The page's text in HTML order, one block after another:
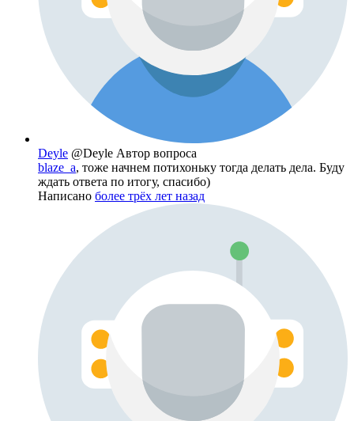
Deyle @Deyle Автор вопроса
blaze_a, тоже начнем потихоньку тогда делать дела. Буду
ждать ответа по итогу, спасибо)
Написано более трёх лет назад